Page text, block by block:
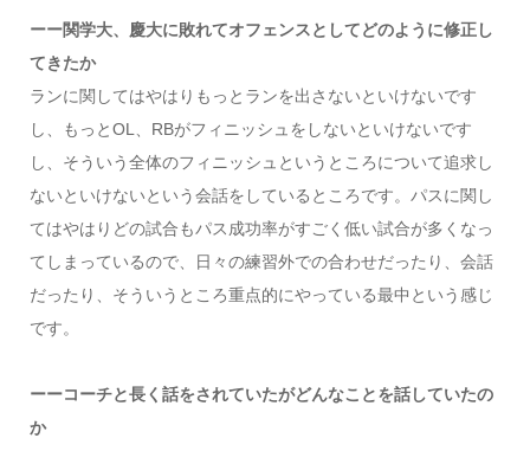
ーー関学大、慶大に敗れてオフェンスとしてどのように修正し
てきたか
ランに関してはやはりもっとランを出さないといけないです
し、もっとOL、RBがフィニッシュをしないといけないです
し、そういう全体のフィニッシュというところについて追求し
ないといけないという会話をしているところです。パスに関し
てはやはりどの試合もパス成功率がすごく低い試合が多くなっ
てしまっているので、日々の練習外での合わせだったり、会話
だったり、そういうところ重点的にやっている最中という感じ
です。
ーーコーチと長く話をされていたがどんなことを話していたの
か